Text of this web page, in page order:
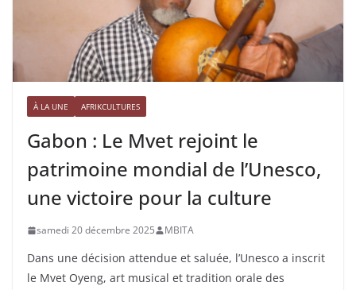
À LA UNE AFRIKCULTURES
Gabon : Le Mvet rejoint le
patrimoine mondial de l’Unesco,
une victoire pour la culture
samedi 20 décembre 2025 MBITA
Dans une décision attendue et saluée, l’Unesco a inscrit
le Mvet Oyeng, art musical et tradition orale des